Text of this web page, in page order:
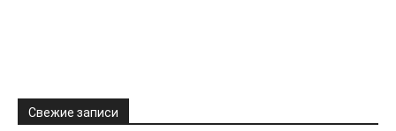
Свежие записи